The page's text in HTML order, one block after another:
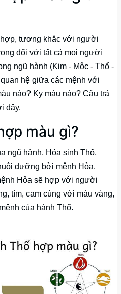
tương khắc với người
đối với tất cả mọi người
ngũ hành (Kim - Mộc - Thổ -
hệ giữa các mệnh với
nào? Kỵ màu nào? Câu trả
đây.
màu gì?
ngũ hành, Hỏa sinh Thổ,
dưỡng bởi mệnh Hỏa.
Hỏa sẽ hợp với người
tím, cam cùng với màu vàng,
của hành Thổ.